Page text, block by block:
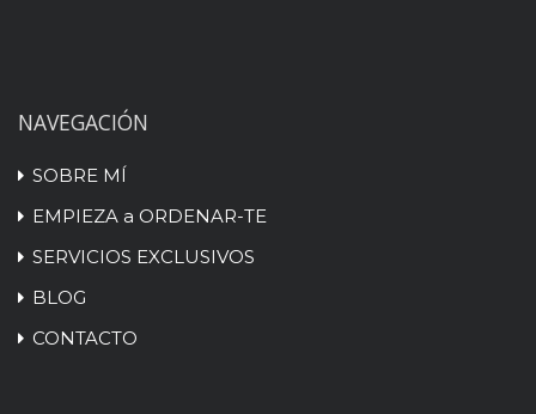
NAVEGACIÓN
SOBRE MÍ
EMPIEZA a ORDENAR-TE
SERVICIOS EXCLUSIVOS
BLOG
CONTACTO